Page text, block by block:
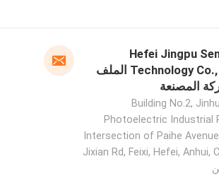
Hefei Jingpu
Technology Co., Ltd الملف
المصنعة
Building No.2,
Photoelectric Industrial
Intersection of Paihe
Jixian Rd, Feixi, Hefei, Anhui,